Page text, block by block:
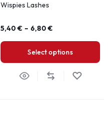
Wispies Lashes
5,40€ – 6,80€
Select options